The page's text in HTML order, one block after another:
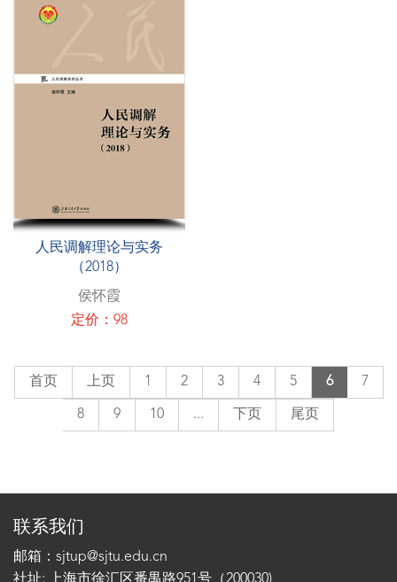
人民调解理论与实务
（2018）
侯怀霞
定价：98
首页 上页 1 2 3 4 5 6 7
8 9 10 ... 下页 尾页
联系我们
邮箱：sjtup@sjtu.edu.cn
社址: 上海市徐汇区番禺路951号（200030)